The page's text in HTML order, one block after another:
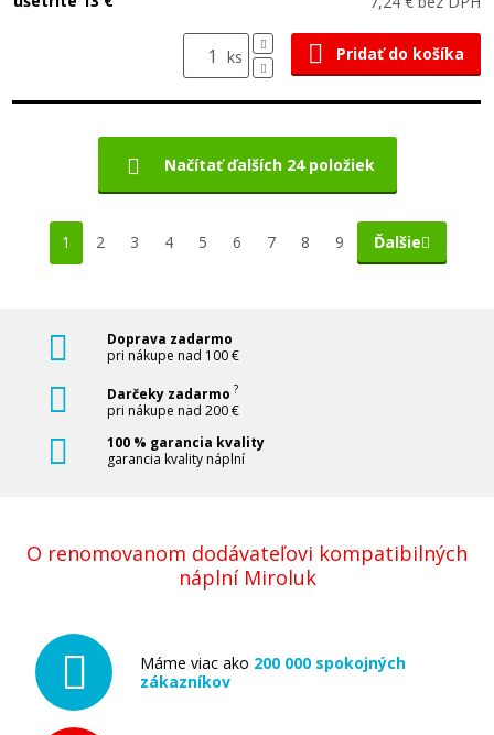
ks Pridať do košíka
1 2 3 4 5 6 7 8 9 Ďalšie
Načítať ďalších 24 položiek
Doprava zadarmo
pri nákupe nad 100 €
Darčeky zadarmo ?
pri nákupe nad 200 €
100 % garancia kvality
garancia kvality náplní
O renomovanom dodávateľovi kompatibilných
náplní Miroluk
Máme viac ako 200 000 spokojných
zákazníkov